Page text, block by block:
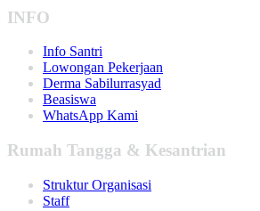
INFO
Info Santri
Lowongan Pekerjaan
Derma Sabilurrasyad
Beasiswa
WhatsApp Kami
Rumah Tangga & Kesantrian
Struktur Organisasi
Staff